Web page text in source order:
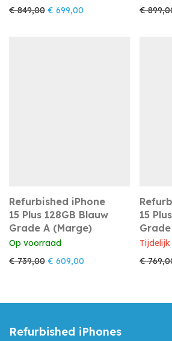
€849,00 Oorspronkelijke prijs was: €
€ 699,00 Huidige prijs is: €
€
Refurbished iPhone
15 Plus 128GB Blauw
Grade A (Marge)
Op voorraad
€739,00 Oorspronkelijke prijs was: €
€ 609,00 Huidige prijs is: €
15
€
Refurbished iPhones